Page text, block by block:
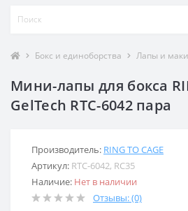
Бокс и единоборства Лапы и
Мини-лапы для бокса
GelTech RTC-6042 пара
Производитель: RING TO CAGE
Артикул: RTC-6042, RC35
Наличие: Нет в наличии
Отзывы: (0)